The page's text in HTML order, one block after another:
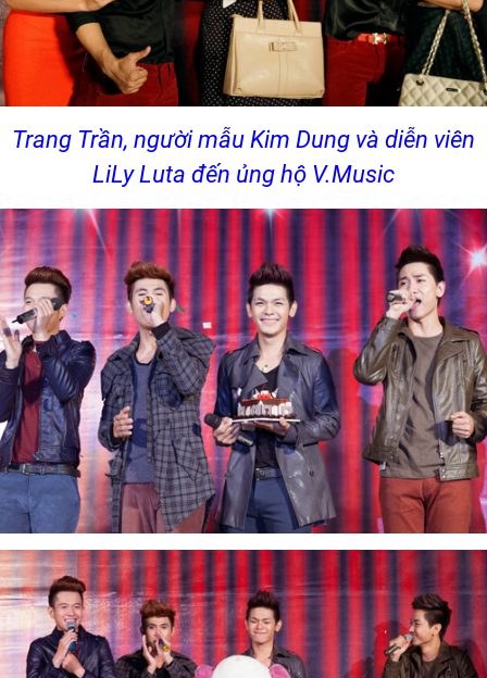
Trang Trần, người mẫu Kim Dung và diễn viên
LiLy Luta đến ủng hộ V.Music